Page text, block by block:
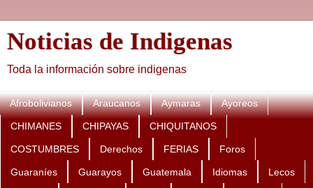
Noticias de Indigenas
Toda la información sobre indigenas
Afrobolivianos Araucanos Aymaras Ayoreos
CHIMANES CHIPAYAS CHIQUITANOS
COSTUMBRES Derechos FERIAS Foros
Guaraníes Guarayos Guatemala Idiomas Lecos